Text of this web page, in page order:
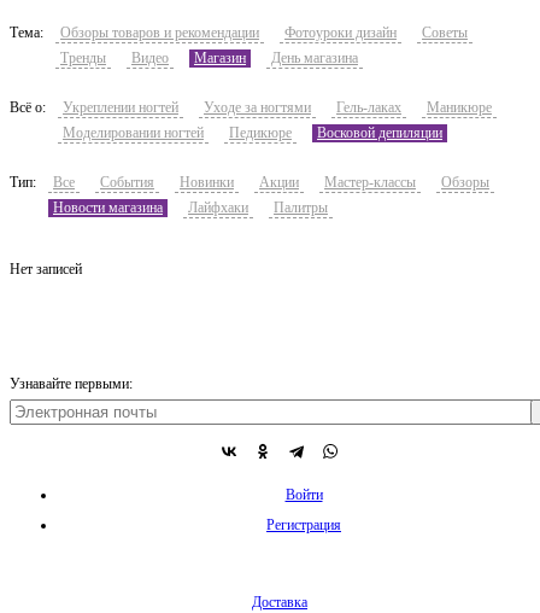
Тема: Обзоры товаров и рекомендации Фотоуроки дизайн
Советы
Тренды
Видео Магазин День магазина
Всё о: Укреплении ногтей Уходе за ногтями Гель-лаках
Маникюре
Моделировании ногтей
Педикюре Восковой депиляции
Тип: Все События Новинки Акции Мастер-классы
Обзоры
Новости магазина
Лайфхаки Палитры
Нет записей
Узнавайте первыми:
Войти
Регистрация
Доставка